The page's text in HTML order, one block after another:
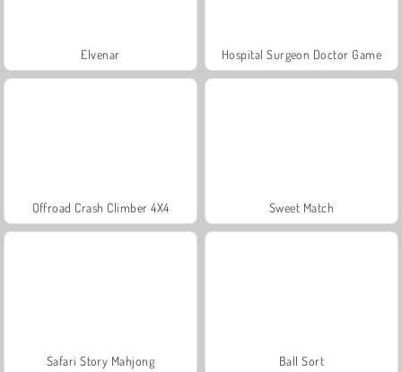
Elvenar Hospital Surgeon Doctor Game
Offroad Crash Climber 4X4 Sweet Match
Safari Story Mahjong Ball Sort